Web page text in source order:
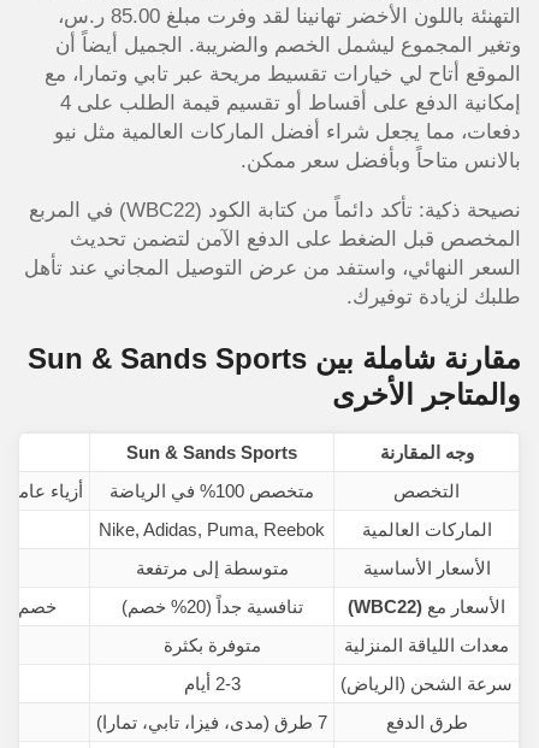
التهنئة باللون الأخضر تهانينا لقد وفرت مبلغ 85.00 ر.س،
وتغير المجموع ليشمل الخصم والضريبة. الجميل أيضاً أن
الموقع أتاح لي خيارات تقسيط مريحة عبر تابي وتمارا، مع
إمكانية الدفع على أقساط أو تقسيم قيمة الطلب على 4
دفعات، مما يجعل شراء أفضل الماركات العالمية مثل نيو
بالانس متاحاً وبأفضل سعر ممكن.
نصيحة ذكية: تأكد دائماً من كتابة الكود (WBC22) في المربع
المخصص قبل الضغط على الدفع الآمن لتضمن تحديث
السعر النهائي، واستفد من عرض التوصيل المجاني عند تأهل
طلبك لزيادة توفيرك.
مقارنة شاملة بين Sun & Sands Sports
والمتاجر الأخرى
وجه المقارنة Sun & Sands Sports
التخصص
متخصص 100% في الرياضة
أزياء
الماركات العالمية
Nike, Adidas, Puma, Reebok
الأسعار الأساسية
متوسطة إلى مرتفعة
الأسعار مع (WBC22) تنافسية جداً (20% خصم)
خصم
معدات اللياقة المنزلية
متوفرة بكثرة
سرعة الشحن (الرياض)
2-3 أيام
طرق الدفع
7 طرق (مدى، فيزا، تابي، تمارا)